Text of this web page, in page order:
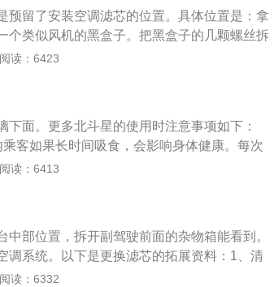
预留了安装空调滤芯的位置。具体位置是：拿
个类似风机的黑盒子。把黑盒子的几颗螺丝拆
面。以下是空调滤芯的相关介绍：1、汽车
。2、如果没有空调滤芯，这些颗粒物进入车
芯有两种类型，一种是没有活性炭，一种是
，还可以吸附大量异味。4、空调滤芯的更换
，空调滤芯不能使用清水清洗。
阅读：6423
面。更多北斗星的使用时注意事项如下：
客如果长时间吸食，会影响身体健康。每次
是否有堵塞现象。如果堵塞不严重，可以清
是用压缩空气从反面吹空调滤芯来进行清
阅读：6413
中部位置，拆开副驾驶前面的杂物箱能看到。
调系统。以下是更换滤芯的拓展资料：1、清
要用水清洗。2、滤芯内活性炭过滤功能会
阅读：6332